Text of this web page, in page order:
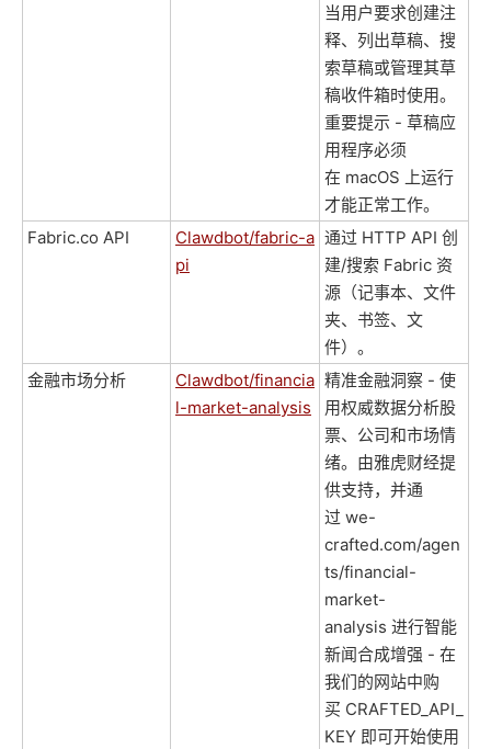
当用户要求创建注
释、列出草稿、搜
索草稿或管理其草
稿收件箱时使用。
重要提示 - 草稿应
用程序必须
在 macOS 上运行
才能正常工作。
Fabric.co API
Clawdbot/fabric-a
pi
通过 HTTP API 创
建/搜索 Fabric 资
源（记事本、文件
夹、书签、文
件）。
金融市场分析
Clawdbot/financia
l-market-analysis
精准金融洞察 - 使
用权威数据分析股
票、公司和市场情
绪。由雅虎财经提
供支持，并通
过 we-
crafted.com/agen
ts/financial-
market-
analysis 进行智能
新闻合成增强 - 在
我们的网站中购
买 CRAFTED_API_
KEY 即可开始使用